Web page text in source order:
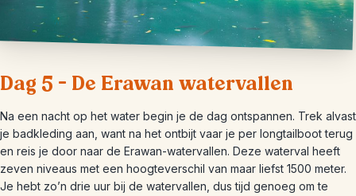
Dag 5 – De Erawan watervallen
Na een nacht op het water begin je de dag ontspannen. Trek alvast
je badkleding aan, want na het ontbijt vaar je per longtailboot terug
en reis je door naar de Erawan-watervallen. Deze waterval heeft
zeven niveaus met een hoogteverschil van maar liefst 1500 meter.
Je hebt zo’n drie uur bij de watervallen, dus tijd genoeg om te